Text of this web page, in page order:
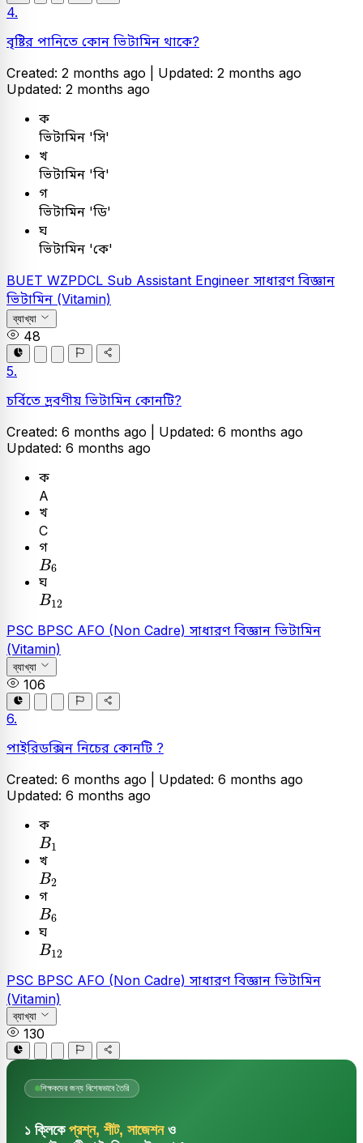
4.
বৃষ্টির পানিতে কোন ভিটামিন থাকে?
Created: 2 months ago | Updated: 2 months ago
Updated: 2 months ago
ক
ভিটামিন 'সি'
খ
ভিটামিন 'বি'
গ
ভিটামিন 'ডি'
ঘ
ভিটামিন 'কে'
BUET WZPDCL Sub Assistant Engineer সাধারণ বিজ্ঞান
ভিটামিন (Vitamin)
ব্যাখ্যা
48
5.
চর্বিতে দ্রবণীয় ভিটামিন কোনটি?
Created: 6 months ago | Updated: 6 months ago
Updated: 6 months ago
ক
A
খ
C
গ
B6
B6
ঘ
B12
B12
PSC BPSC AFO (Non Cadre) সাধারণ বিজ্ঞান ভিটামিন
(Vitamin)
ব্যাখ্যা
106
6.
পাইরিডক্সিন নিচের কোনটি ?
Created: 6 months ago | Updated: 6 months ago
Updated: 6 months ago
ক
B1
B1
খ
B2
B2
গ
B6
B6
ঘ
B12
B12
PSC BPSC AFO (Non Cadre) সাধারণ বিজ্ঞান ভিটামিন
(Vitamin)
ব্যাখ্যা
130
শিক্ষকদের জন্য বিশেষভাবে তৈরি
১ ক্লিকে প্রশ্ন, শীট, সাজেশনও